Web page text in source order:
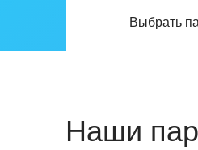
Выбрать
Наши